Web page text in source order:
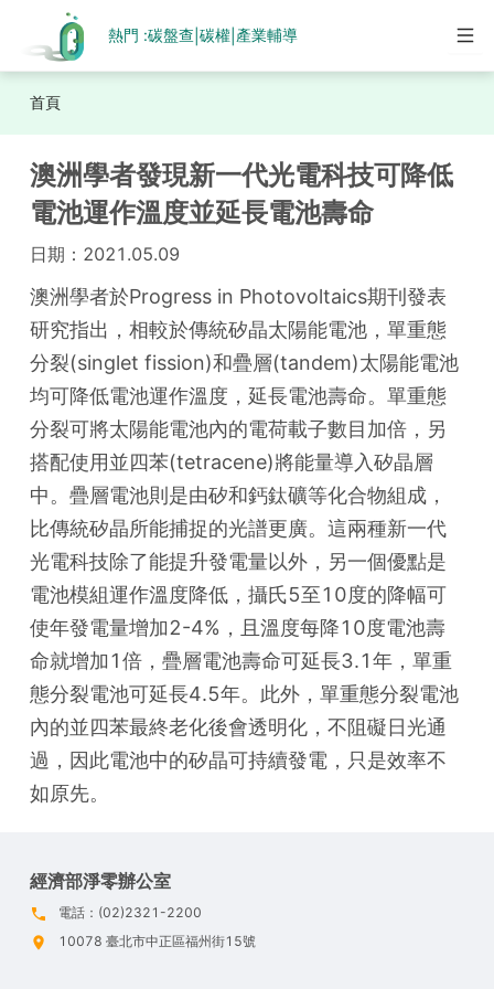
熱門 :碳盤查 碳權| 產業輔導
首頁
澳洲學者發現新一代光電科技可降低
電池運作溫度並延長電池壽命
日期： 2021.05.09
澳洲學者於Progress in Photovoltaics期刊發表
研究指出，相較於傳統矽晶太陽能電池，單重態
分裂(singlet fission)和疊層(tandem)太陽能電池
均可降低電池運作溫度，延長電池壽命。單重態
分裂可將太陽能電池內的電荷載子數目加倍，另
搭配使用並四苯(tetracene)將能量導入矽晶層
中。疊層電池則是由矽和鈣鈦礦等化合物組成，
比傳統矽晶所能捕捉的光譜更廣。這兩種新一代
光電科技除了能提升發電量以外，另一個優點是
電池模組運作溫度降低，攝氏5至10度的降幅可
使年發電量增加2-4%，且溫度每降10度電池壽
命就增加1倍，疊層電池壽命可延長3.1年，單重
態分裂電池可延長4.5年。此外，單重態分裂電池
內的並四苯最終老化後會透明化，不阻礙日光通
過，因此電池中的矽晶可持續發電，只是效率不
如原先。
經濟部淨零辦公室
電話：(02)2321-2200
10078 臺北市中正區福州街15號